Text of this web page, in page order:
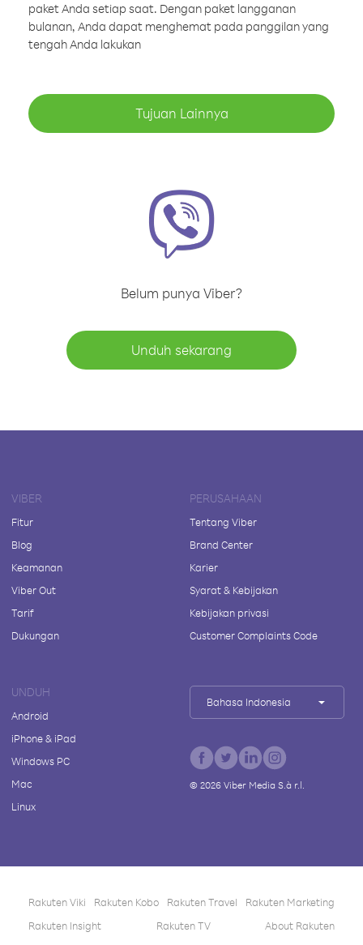
paket Anda setiap saat. Dengan paket langganan
bulanan, Anda dapat menghemat pada panggilan yang
tengah Anda lakukan
Tujuan Lainnya
Belum punya Viber?
Unduh sekarang
VIBER
Fitur
Blog
Keamanan
Viber Out
Tarif
Dukungan
PERUSAHAAN
Tentang Viber
Brand Center
Karier
Syarat & Kebijakan
Kebijakan privasi
Customer Complaints Code
UNDUH
Android
iPhone & iPad
Windows PC
Mac
Linux
Bahasa Indonesia
© 2026Viber Media S.à r.l.
Rakuten Viki Rakuten Kobo Rakuten Travel
Rakuten Marketing
Rakuten Insight
Rakuten TV About Rakuten